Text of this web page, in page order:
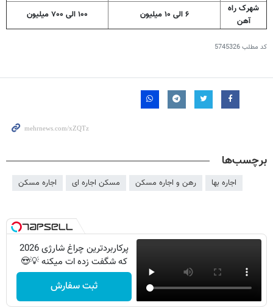
شهرک راه
آهن
۶ الی ۱۰ میلیون ۱۰۰ الی ۷۰۰ میلیون
کد مطلب5745326
برچسب‌ها
اجاره بها رهن و اجاره مسکن مسکن اجاره ای اجاره مسکن
پرکاربردترین چراغ شارژی 2026
که شگفت زده ات میکنه 💡😍
ثبت سفارش